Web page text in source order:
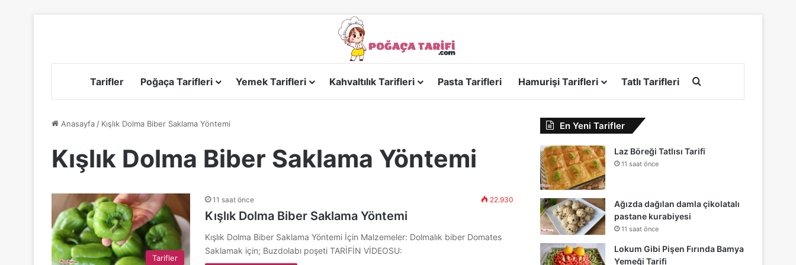
Tarifler Poğaça Tarifleri Yemek Tarifleri Kahvaltılık Tarifleri Pasta Tarifleri Hamurişi Tarifleri Tatlı Tarifleri
Anasayfa / Kışlık Dolma Biber Saklama Yöntemi
Kışlık Dolma Biber Saklama Yöntemi
Tarifler
11 saat önce 22.930
Kışlık Dolma Biber Saklama Yöntemi
Kışlık Dolma Biber Saklama Yöntemi İçin Malzemeler: Dolmalık biber Domates
Saklamak için; Buzdolabı poşeti TARİFİN VİDEOSU:
En Yeni Tarifler
Laz Böreği Tatlısı Tarifi
11 saat önce
Ağızda dağılan damla çikolatalı
pastane kurabiyesi
11 saat önce
Lokum Gibi Pişen Fırında Bamya
Yemeği Tarifi